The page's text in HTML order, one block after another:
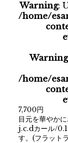
Warning:
/home/
Warning
/home/
7,700円
目元を華やか
j.c.dカール/
す。(フラット